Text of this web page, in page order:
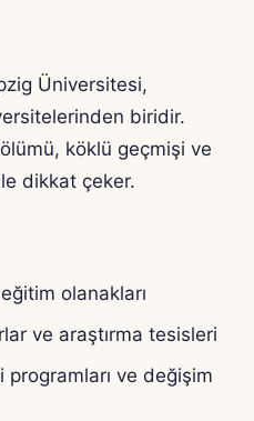
Üniversitesi,
biridir.
köklü geçmişi ve
dikkat çeker.
olanakları
ve araştırma tesisleri
programları ve değişim